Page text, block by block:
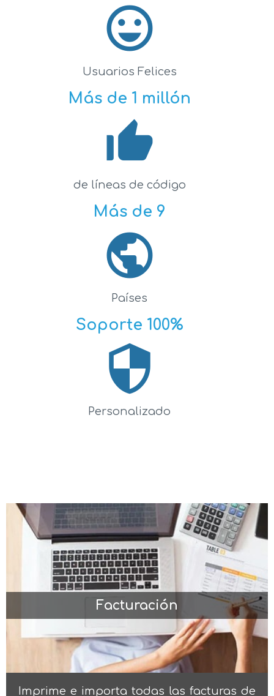
sentiment_very_satisfied
Usuarios Felices
Más de 1 millón
thumb_up_alt
de líneas de código
Más de 9
public
Países
Soporte 100%
security
Personalizado
Facturación
Imprime e importa todas las facturas de